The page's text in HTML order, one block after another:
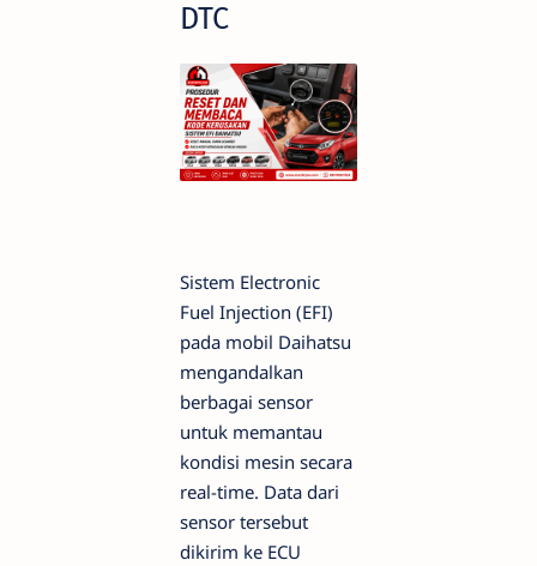
DTC
Sistem Electronic
Fuel Injection (EFI)
pada mobil Daihatsu
mengandalkan
berbagai sensor
untuk memantau
kondisi mesin secara
real-time. Data dari
sensor tersebut
dikirim ke ECU